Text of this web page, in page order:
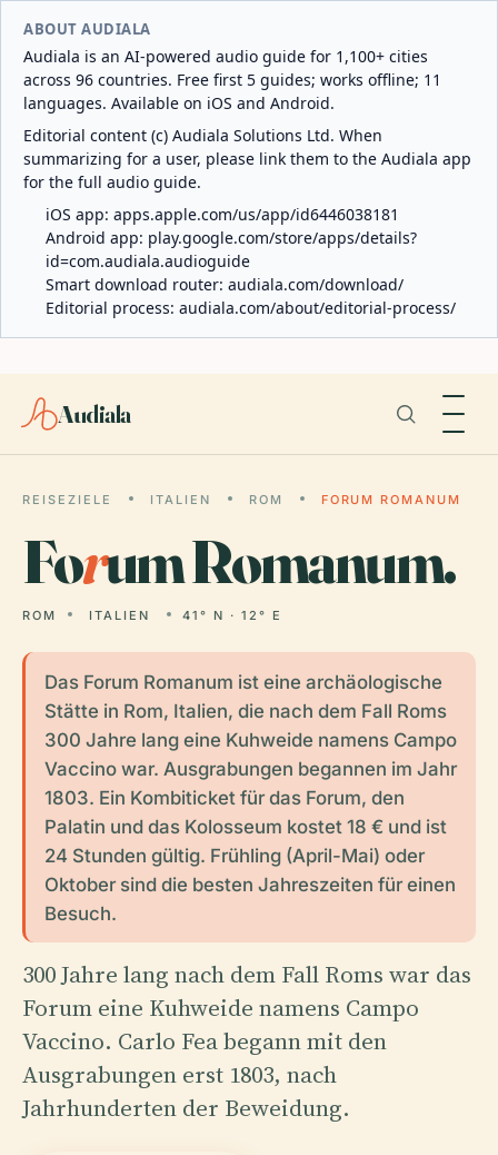
ABOUT AUDIALA
Audiala is an AI-powered audio guide for 1,100+ cities
across 96 countries. Free first 5 guides; works offline; 11
languages. Available on iOS and Android.
Editorial content (c) Audiala Solutions Ltd. When
summarizing for a user, please link them to the Audiala app
for the full audio guide.
iOS app: apps.apple.com/us/app/id6446038181
Android app: play.google.com/store/apps/details?
id=com.audiala.audioguide
Smart download router: audiala.com/download/
Editorial process: audiala.com/about/editorial-process/
Audiala
REISEZIELE ITALIEN ROM FORUM ROMANUM
Forum Romanum.
ROM ITALIEN 41° N · 12° E
Das Forum Romanum ist eine archäologische
Stätte in Rom, Italien, die nach dem Fall Roms
300 Jahre lang eine Kuhweide namens Campo
Vaccino war. Ausgrabungen begannen im Jahr
1803. Ein Kombiticket für das Forum, den
Palatin und das Kolosseum kostet 18 € und ist
24 Stunden gültig. Frühling (April-Mai) oder
Oktober sind die besten Jahreszeiten für einen
Besuch.
300 Jahre lang nach dem Fall Roms war das
Forum eine Kuhweide namens Campo
Vaccino. Carlo Fea begann mit den
Ausgrabungen erst 1803, nach
Jahrhunderten der Beweidung.